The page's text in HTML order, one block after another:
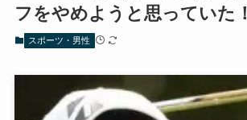
フをやめようと思っていた！
スポーツ・男性